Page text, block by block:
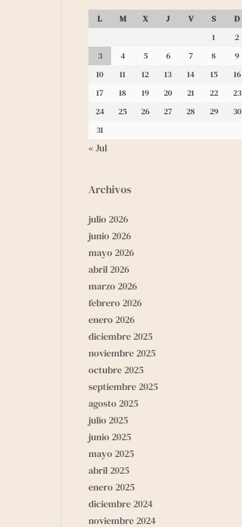
L M X J V S
D
1
2
3
4 5 6 7 8
9
10
11 12 13 14 15
16
17
18 19 20 21 22
23
24
25 26 27 28 29
30
31
« Jul
Archivos
julio 2026
junio 2026
mayo 2026
abril 2026
marzo 2026
febrero 2026
enero 2026
diciembre 2025
noviembre 2025
octubre 2025
septiembre 2025
agosto 2025
julio 2025
junio 2025
mayo 2025
abril 2025
enero 2025
diciembre 2024
noviembre 2024